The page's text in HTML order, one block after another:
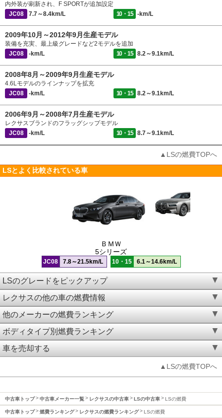
内外装が刷新され、F SPORTが追加設定
JC08
7.7～8.4km/L 10・15 -km/L
2009年10月～2012年9月生産モデル
装備を充実、最上級グレードなど2モデルを追加
JC08
-km/L 10・15 8.2～9.1km/L
2008年8月～2009年9月生産モデル
4.6Lモデルのラインナップを拡充
JC08
-km/L 10・15 8.2～9.1km/L
2006年9月～2008年7月生産モデル
レクサスブランドのフラッグシップモデル
JC08
-km/L 10・15 8.7～9.1km/L
▲LSの燃費TOPへ
LSとよく比較されている車
ＢＭＷ
5シリーズ
JC08 7.8～21.5km/L 10・15 6.1～14.6km/L
LSのグレードをピックアップ
レクサスの他の車の燃費情報
他のメーカーの燃費ランキング
ボディタイプ別燃費ランキング
車を売却する
▲LSの燃費TOPへ
中古車トップ 中古車メーカー一覧 レクサスの中古車 LSの中古車 LSの燃費
中古車トップ 燃費ランキング レクサスの燃費ランキング LSの燃費